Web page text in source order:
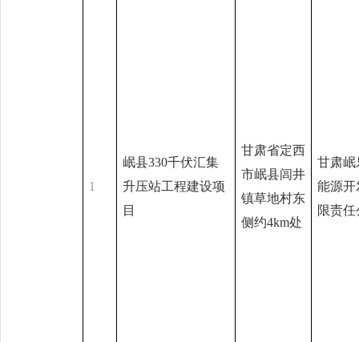
1
岷县330千伏汇集
升压站工程建设项
目
甘肃省定西
市岷县闾井
镇草地村东
侧约4km处
甘肃岷
能源开
限责任